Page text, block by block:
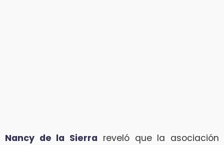
Nancy de la Sierra reveló que la asociación